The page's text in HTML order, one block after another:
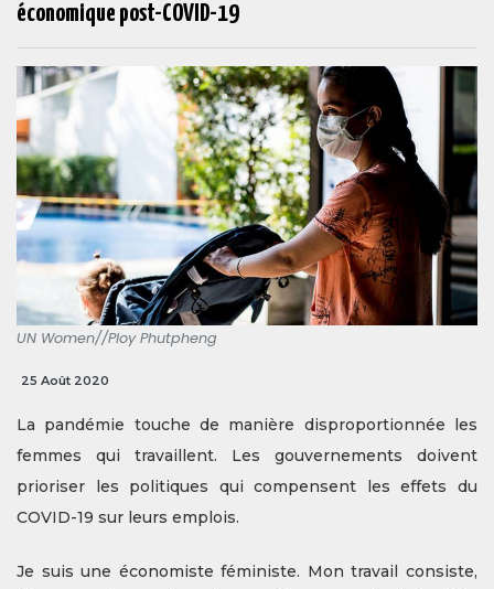
économique post-COVID-19
UN Women//Ploy Phutpheng
25 Août 2020
La pandémie touche de manière disproportionnée les
femmes qui travaillent. Les gouvernements doivent
prioriser les politiques qui compensent les effets du
COVID-19 sur leurs emplois.
Je suis une économiste féministe. Mon travail consiste,